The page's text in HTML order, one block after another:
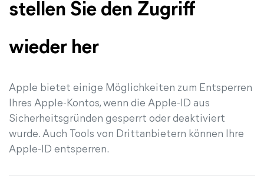
stellen Sie den Zugriff
wieder her
Apple bietet einige Möglichkeiten zum Entsperren
Ihres Apple-Kontos, wenn die Apple-ID aus
Sicherheitsgründen gesperrt oder deaktiviert
wurde. Auch Tools von Drittanbietern können Ihre
Apple-ID entsperren.